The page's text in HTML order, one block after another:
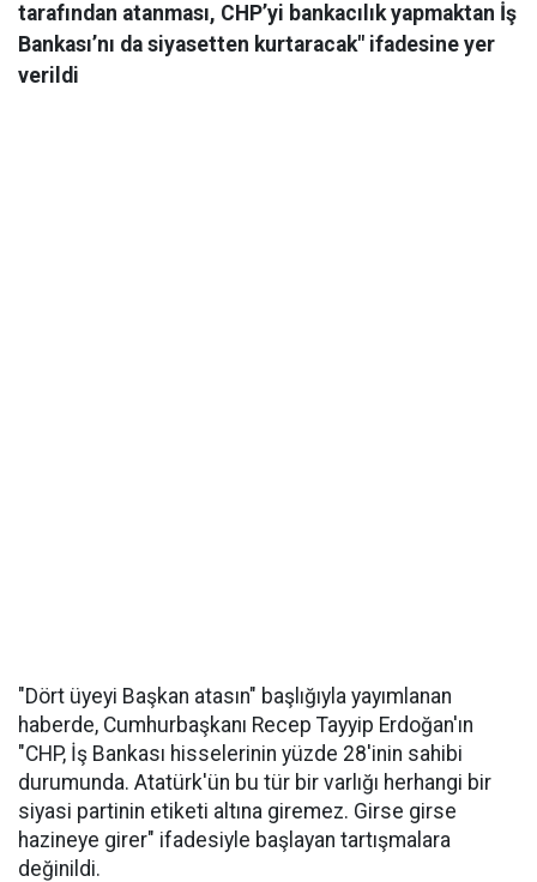
tarafından atanması, CHP’yi bankacılık yapmaktan İş
Bankası’nı da siyasetten kurtaracak" ifadesine yer
verildi
"Dört üyeyi Başkan atasın" başlığıyla yayımlanan
haberde, Cumhurbaşkanı Recep Tayyip Erdoğan'ın
"CHP, İş Bankası hisselerinin yüzde 28'inin sahibi
durumunda. Atatürk'ün bu tür bir varlığı herhangi bir
siyasi partinin etiketi altına giremez. Girse girse
hazineye girer" ifadesiyle başlayan tartışmalara
değinildi.